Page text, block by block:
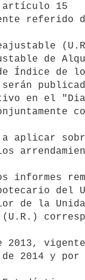
15
referido
de
Índice de
serán
en el
a aplicar
informes
del
de la
(U.R.)
2013,
de 2014 y